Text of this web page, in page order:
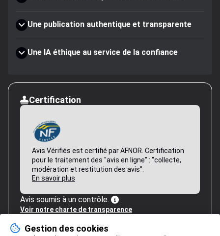
Une publication authentique et transparente
Une IA éthique au service de la confiance
Certification
Avis Vérifiés est certifié par AFNOR. Certification
pour le traitement des "avis en ligne" : "collecte,
modération et restitution des avis".
En savoir plus
Avis soumis à un contrôle.
Voir notre charte de transparence
Gestion des cookies